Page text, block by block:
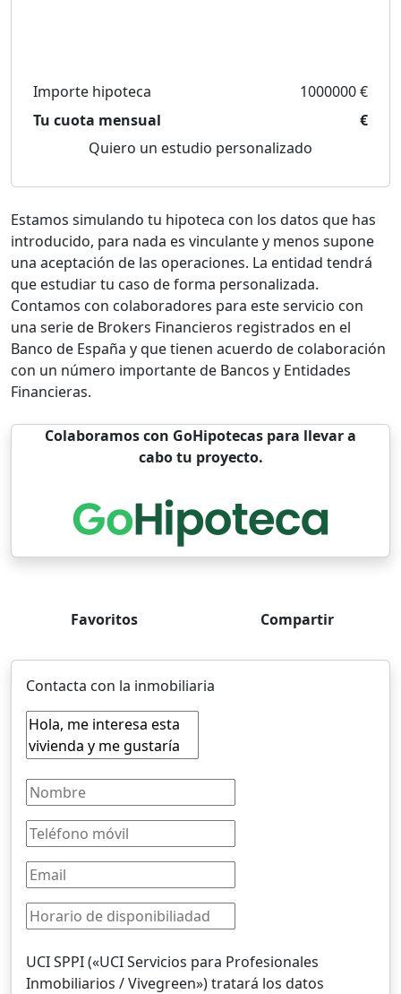
Importe hipoteca
1000000 €
Tu cuota mensual
€
Quiero un estudio personalizado
Estamos simulando tu hipoteca con los datos que has
introducido, para nada es vinculante y menos supone
una aceptación de las operaciones. La entidad tendrá
que estudiar tu caso de forma personalizada.
Contamos con colaboradores para este servicio con
una serie de Brokers Financieros registrados en el
Banco de España y que tienen acuerdo de colaboración
con un número importante de Bancos y Entidades
Financieras.
Colaboramos con GoHipotecas para llevar a
cabo tu proyecto.
Favoritos Compartir
Contacta con la inmobiliaria
UCI SPPI («UCI Servicios para Profesionales
Inmobiliarios / Vivegreen») tratará los datos